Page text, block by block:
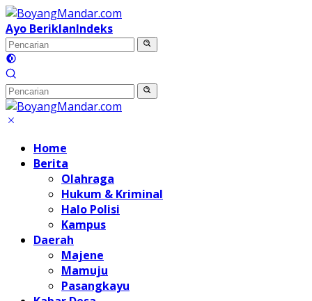
Langsung
ke
konten
Ayo BeriklanIndeks
Home
Berita
Olahraga
Hukum & Kriminal
Halo Polisi
Kampus
Daerah
Majene
Mamuju
Pasangkayu